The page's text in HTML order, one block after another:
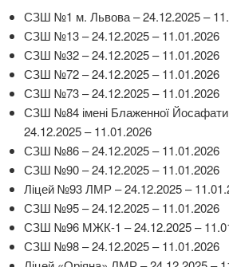
СЗШ №1 м. Львова – 24.12.2025 –
СЗШ №13 – 24.12.2025 – 11.01.2026
СЗШ №32 – 24.12.2025 – 11.01.2026
СЗШ №72 – 24.12.2025 – 11.01.2026
СЗШ №73 – 24.12.2025 – 11.01.2026
СЗШ №84 імені Блаженної Йосафати
24.12.2025 – 11.01.2026
СЗШ №86 – 24.12.2025 – 11.01.2026
СЗШ №90 – 24.12.2025 – 11.01.2026
Ліцей №93 ЛМР – 24.12.2025 –
СЗШ №95 – 24.12.2025 – 11.01.2026
СЗШ №96 МЖК-1 – 24.12.2025 –
СЗШ №98 – 24.12.2025 – 11.01.2026